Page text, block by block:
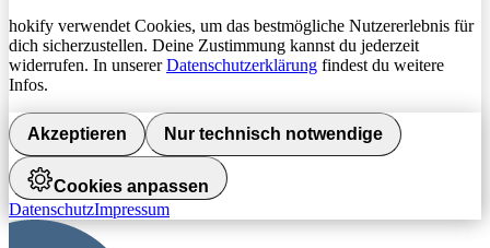
hokify verwendet Cookies, um das bestmögliche Nutzererlebnis für
dich sicherzustellen. Deine Zustimmung kannst du jederzeit
widerrufen. In unsererDatenschutzerklärung findest du weitere
Infos.
Akzeptieren Nur technisch notwendige
Cookies anpassen
DatenschutzImpressum